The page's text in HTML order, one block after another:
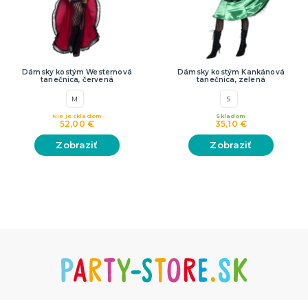
Dámsky kostým Westernová
tanečnica, červená
M
52,00 €
Nie je skladom
Zobraziť
Dámsky kostým Kankánová
tanečnica, zelená
S
35,10 €
Skladom
Zobraziť